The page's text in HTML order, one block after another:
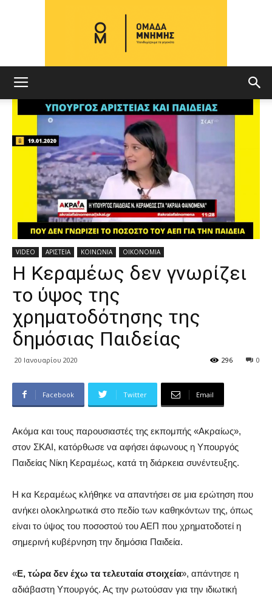
ΜΝΗΜΗΣ
VIDEO ΑΡΙΣΤΕΙΑ ΚΟΙΝΩΝΙΑ ΟΙΚΟΝΟΜΙΑ
Η Κεραμέως δεν γνωρίζει
το ύψος της
χρηματοδότησης της
δημόσιας Παιδείας
20 Ιανουαρίου 2020 0
296
Facebook Twitter Email
Ακόμα και τους παρουσιαστές της εκπομπής «Ακραίως»,
στον ΣΚΑΙ, κατόρθωσε να αφήσει άφωνους η Υπουργός
Παιδείας Νίκη Κεραμέως, κατά τη διάρκεια συνέντευξης.
Η κα Κεραμέως κλήθηκε να απαντήσει σε μια ερώτηση που
ανήκει ολοκληρωτικά στο πεδίο των καθηκόντων της, όπως
είναι το ύψος του ποσοστού του ΑΕΠ που χρηματοδοτεί η
σημερινή κυβέρνηση την δημόσια Παιδεία.
«Ε, τώρα δεν έχω τα τελευταία στοιχεία», απάντησε η
αδιάβαστη Υπουργός. Ας την ρωτούσαν για την ιδιωτική